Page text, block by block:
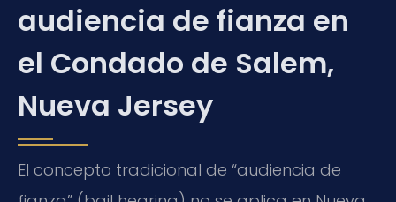
audiencia de fianza en
el Condado de Salem,
Nueva Jersey
El concepto tradicional de “audiencia de